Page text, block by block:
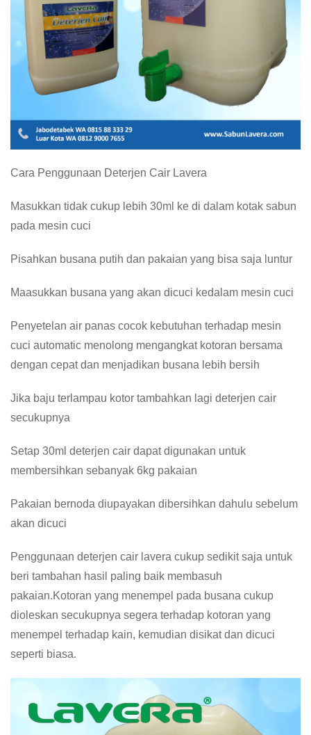
Cara Penggunaan Deterjen Cair Lavera
Masukkan tidak cukup lebih 30ml ke di dalam kotak sabun
pada mesin cuci
Pisahkan busana putih dan pakaian yang bisa saja luntur
Maasukkan busana yang akan dicuci kedalam mesin cuci
Penyetelan air panas cocok kebutuhan terhadap mesin
cuci automatic menolong mengangkat kotoran bersama
dengan cepat dan menjadikan busana lebih bersih
Jika baju terlampau kotor tambahkan lagi deterjen cair
secukupnya
Setap 30ml deterjen cair dapat digunakan untuk
membersihkan sebanyak 6kg pakaian
Pakaian bernoda diupayakan dibersihkan dahulu sebelum
akan dicuci
Penggunaan deterjen cair lavera cukup sedikit saja untuk
beri tambahan hasil paling baik membasuh
pakaian.Kotoran yang menempel pada busana cukup
dioleskan secukupnya segera terhadap kotoran yang
menempel terhadap kain, kemudian disikat dan dicuci
seperti biasa.